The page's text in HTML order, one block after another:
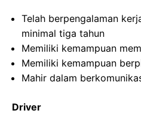
Telah berpengalaman
minimal tiga tahun
Memiliki kemampuan
Memiliki kemampuan
Mahir dalam
Driver